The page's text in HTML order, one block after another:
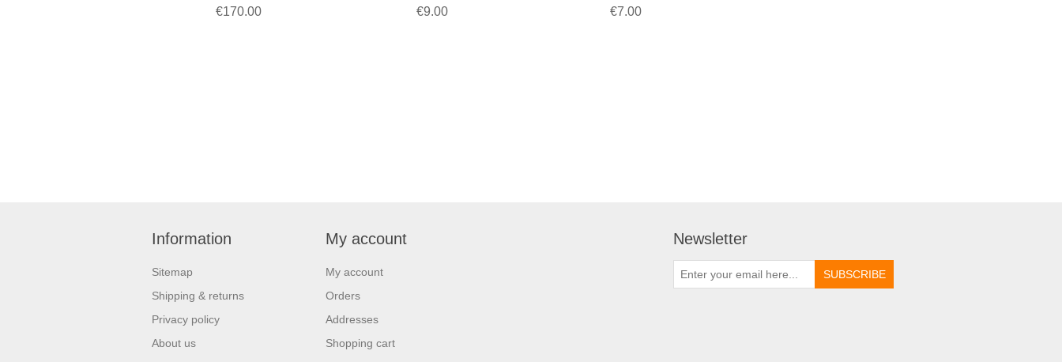
€170.00 €9.00 €7.00
Information
Sitemap
Shipping & returns
Privacy policy
About us
My account
My account
Orders
Addresses
Shopping cart
Newsletter